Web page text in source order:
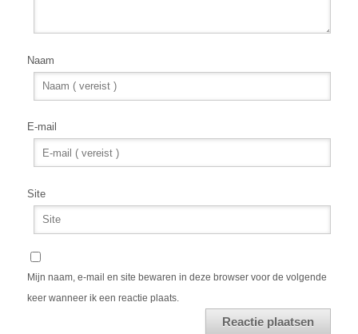
Naam
E-mail
Site
Mijn naam, e-mail en site bewaren in deze browser voor de volgende
keer wanneer ik een reactie plaats.